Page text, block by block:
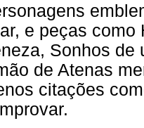
e peças como
Sonhos de
de Atenas
citações